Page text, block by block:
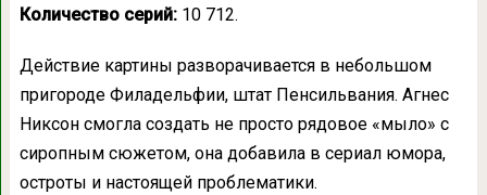
Количество серий: 10 712.
Действие картины разворачивается в небольшом
пригороде Филадельфии, штат Пенсильвания. Агнес
Никсон смогла создать не просто рядовое «мыло» с
сиропным сюжетом, она добавила в сериал юмора,
остроты и настоящей проблематики.